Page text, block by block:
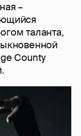
–
таланта,
County